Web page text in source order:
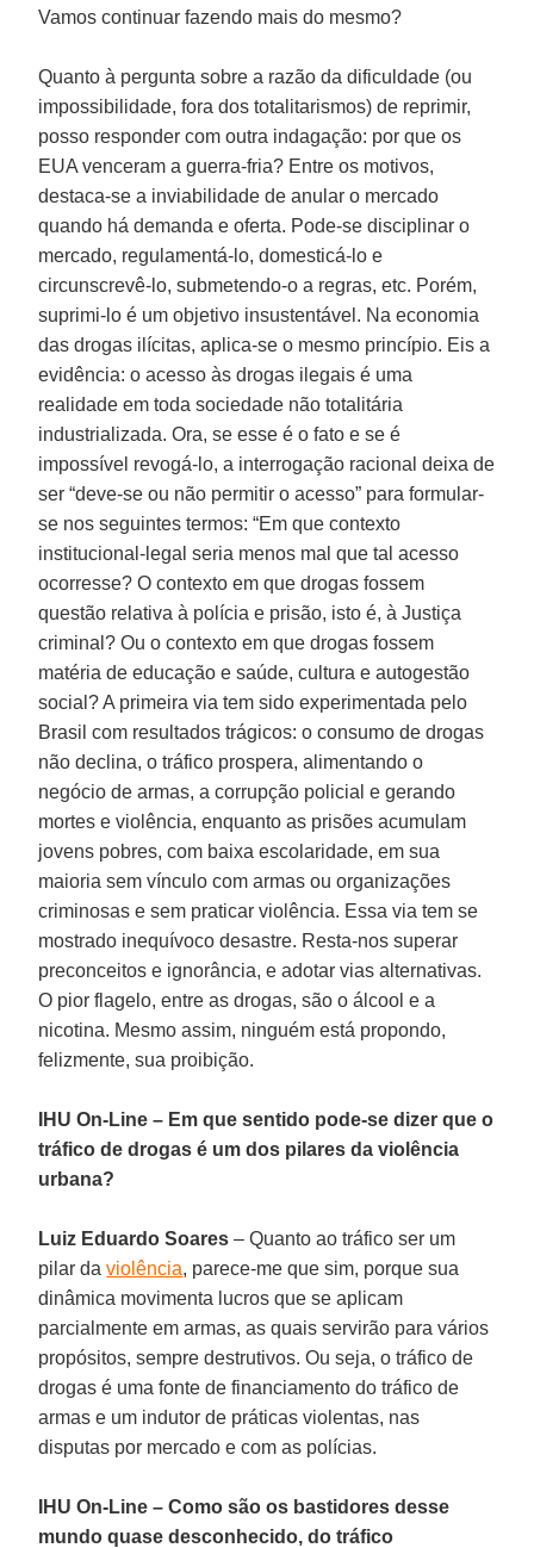
Vamos continuar fazendo mais do mesmo?
Quanto à pergunta sobre a razão da dificuldade (ou
impossibilidade, fora dos totalitarismos) de reprimir,
posso responder com outra indagação: por que os
EUA venceram a guerra-fria? Entre os motivos,
destaca-se a inviabilidade de anular o mercado
quando há demanda e oferta. Pode-se disciplinar o
mercado, regulamentá-lo, domesticá-lo e
circunscrevê-lo, submetendo-o a regras, etc. Porém,
suprimi-lo é um objetivo insustentável. Na economia
das drogas ilícitas, aplica-se o mesmo princípio. Eis a
evidência: o acesso às drogas ilegais é uma
realidade em toda sociedade não totalitária
industrializada. Ora, se esse é o fato e se é
impossível revogá-lo, a interrogação racional deixa de
ser “deve-se ou não permitir o acesso” para formular-
se nos seguintes termos: “Em que contexto
institucional-legal seria menos mal que tal acesso
ocorresse? O contexto em que drogas fossem
questão relativa à polícia e prisão, isto é, à Justiça
criminal? Ou o contexto em que drogas fossem
matéria de educação e saúde, cultura e autogestão
social? A primeira via tem sido experimentada pelo
Brasil com resultados trágicos: o consumo de drogas
não declina, o tráfico prospera, alimentando o
negócio de armas, a corrupção policial e gerando
mortes e violência, enquanto as prisões acumulam
jovens pobres, com baixa escolaridade, em sua
maioria sem vínculo com armas ou organizações
criminosas e sem praticar violência. Essa via tem se
mostrado inequívoco desastre. Resta-nos superar
preconceitos e ignorância, e adotar vias alternativas.
O pior flagelo, entre as drogas, são o álcool e a
nicotina. Mesmo assim, ninguém está propondo,
felizmente, sua proibição.
IHU On-Line – Em que sentido pode-se dizer que o
tráfico de drogas é um dos pilares da violência
urbana?
Luiz Eduardo Soares – Quanto ao tráfico ser um
pilar daviolência, parece-me que sim, porque sua
dinâmica movimenta lucros que se aplicam
parcialmente em armas, as quais servirão para vários
propósitos, sempre destrutivos. Ou seja, o tráfico de
drogas é uma fonte de financiamento do tráfico de
armas e um indutor de práticas violentas, nas
disputas por mercado e com as polícias.
IHU On-Line – Como são os bastidores desse
mundo quase desconhecido, do tráfico